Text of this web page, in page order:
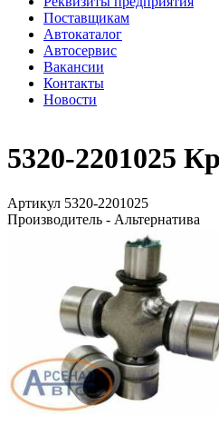
Поставщикам
Автокаталог
Автосервис
Вакансии
Контакты
Новости
5320-2201025
Артикул 5320-2201025
Производитель - Альтернатива